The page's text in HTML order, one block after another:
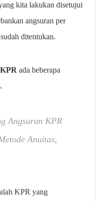
kita lakukan disetujui
angsuran per
ditentukan.
ada beberapa
Angsuran KPR
Anuitas,
KPR yang